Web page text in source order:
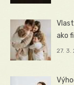
ako
27. 3.